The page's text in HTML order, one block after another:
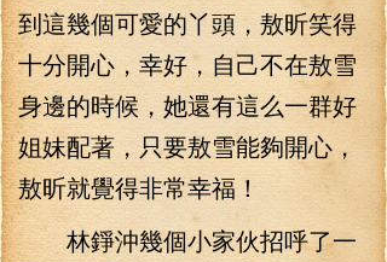
到這幾個可愛的丫頭，敖昕笑得
十分開心，幸好，自己不在敖雪
身邊的時候，她還有這么一群好
姐妹配著，只要敖雪能夠開心，
敖昕就覺得非常幸福！
林錚沖幾個小家伙招呼了一